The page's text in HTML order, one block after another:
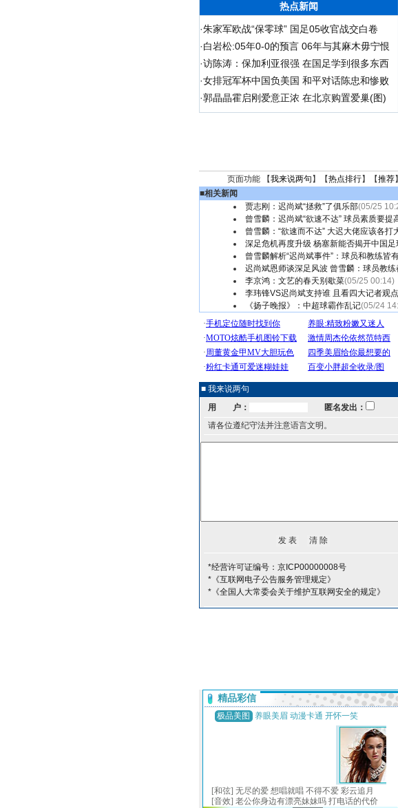
热点新闻
·朱家军欧战“保零球” 国足05收官战交白卷
·白岩松:05年0-0的预言 06年与其麻木毋宁恨
·访陈涛：保加利亚很强 在国足学到很多东西
·女排冠军杯中国负美国 和平对话陈忠和惨败
·郭晶晶霍启刚爱意正浓 在北京购置爱巢(图)
页面功能 【我来说两句 】【热点排行】【推荐
■相关新闻
贾志刚：迟尚斌“拯救”了俱乐部(05/25
曾雪麟：迟尚斌“欲速不达” 球员素质要提
曾雪麟：“欲速而不达” 大迟大佬应该各打
深足危机再度升级 杨塞新能否揭开中国足
曾雪麟解析“迟尚斌事件”：球员和教练皆
迟尚斌恩师谈深足风波 曾雪麟：球员教练
李京鸿：文艺的春天别歇菜(05/25 00:14)
李玮锋VS迟尚斌支持谁 且看四大记者观
《扬子晚报》：中超球霸作乱记(05/24
■ 我来说两句
用 户：
匿名发出：
请各位遵纪守法并注意语言文明。
*经营许可证编号：京ICP00000008号
*《互联网电子公告服务管理规定》
*《全国人大常委会关于维护互联网安全的规定》